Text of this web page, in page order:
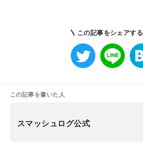
この記事をシェアする
この記事を書いた人
スマッシュログ公式